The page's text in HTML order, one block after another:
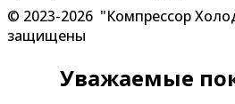
© 2023-2026 "Компрессор
защищены
Уважаемые